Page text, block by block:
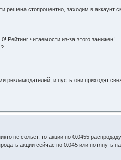
стопроцентно, заходим в
читаемости из-за этого занижен!
рекламодателей, и пусть они приходят
не сольёт, то акции по 0.0455
акции сейчас по 0.045 или потянуть